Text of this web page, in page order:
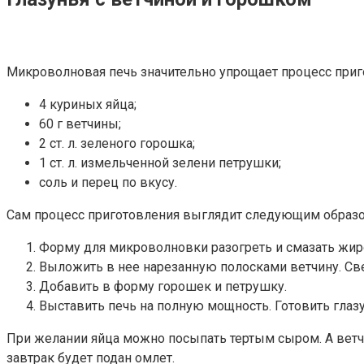
Микроволновая печь значительно упрощает процесс
4 куриных яйца;
60 г ветчины;
2 ст. л. зеленого горошка;
1 ст. л. измельченной зелени петрушки;
соль и перец по вкусу.
Сам процесс приготовления выглядит следующим
Форму для микроволновки разогреть и смазать
Выложить в нее нарезанную полосками ветчину.
Добавить в форму горошек и петрушку.
Выставить печь на полную мощность. Готовить
При желании яйца можно посыпать тертым сыром. А
завтрак будет подан омлет.